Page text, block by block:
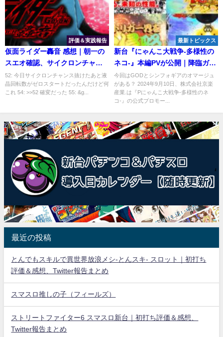
評価＆実践報告
仮面ライダー轟音 感想｜朝一の
スエオ確認、サイクロンチャン
ス中のリーチ信頼度
52: 今日サイクロンチャンス抜けたあと液
晶回転数がゼロスタートだったんだけど何
これ 54: >>52 確変だった 55: &g...
最新トピックス
新台『にゃんこ大戦争-多様性の
ネコ-』本編PVが公開｜降臨ガチ
ャ成功で3000個BONUS、キャラ
総勢50種類以上、下位RUSHなん
て存在しない！
今回はGODとシンフォギアのオマージュ
がある？ 2024年9月10日、株式会社京楽
産業.は『Pにゃんこ大戦争-多様性のネ
コ-』の公式プロモー...
最近の投稿
とんでもスキルで異世界放浪メシ-とんスキ- スロット｜初打ち
評価＆感想、Twitter報告まとめ
スマスロ推しの子（フィールズ）
ストリートファイター6 スマスロ新台｜初打ち評価＆感想、
Twitter報告まとめ